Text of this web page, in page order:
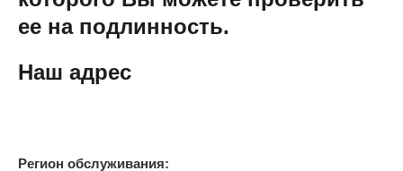
ее на подлинность.
Наш адрес
Регион обслуживания: